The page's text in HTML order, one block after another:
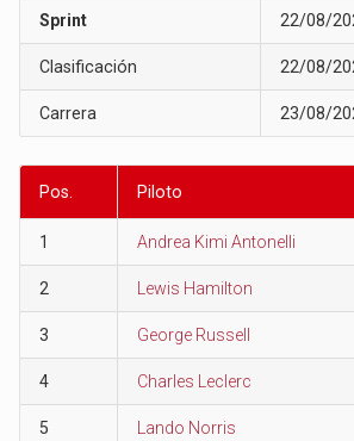
Sprint 22/08/
Clasificación 22/08/
Carrera 23/08/
Pos. Piloto
1 Andrea Kimi Antonelli
2 Lewis Hamilton
3 George Russell
4 Charles Leclerc
5 Lando Norris